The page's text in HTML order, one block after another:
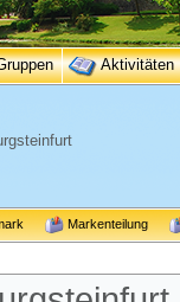
Aktivitäten
Markenteilung